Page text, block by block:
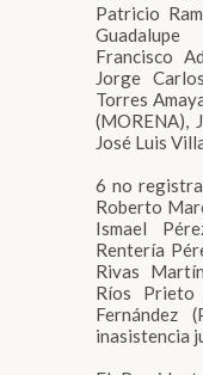
Patricio
Francisco
Jorge
Torres
(MORENA),
José Luis
6 no
Roberto
Ismael
Rentería
Rivas
Ríos Prieto
Fernández
inasistencia